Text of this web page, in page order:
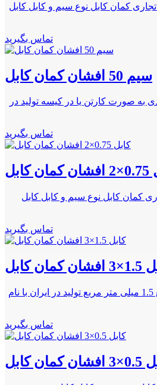
ماکزیمم 70+ درجه سانتی گراد تولید در ایران با نام تجاری کمان کابل نوع سیم و کابل کابل
تماس بگیرید
سیم 50 افشان کمان کابل
انعطاف پذیری بالا تعیین رنگ بندی ها مطابق با سفارش مشتری ولتاژ تست 2500 ولت نوع بسته بندی به صورت کارتن یا در کیسه تولید در
تماس بگیرید
ملّی و بین المللی فرکانس 50 هرتز تولید در ایران با نام تجاری کمان کابل نوع سیم و کابل کابل
تماس بگیرید
کابل
جنس عایق آمیزه PVC نوع هادی افشان رشته ای دارای قابلیت انعطاف پذیری نشان استاندارد ایران و جهان جنس هادی از مس آنیل شده فرکانس 50 هرتز سطح مقطع 1.5 میلی متر مربع تولید در ایران با نام
تماس بگیرید
کابل